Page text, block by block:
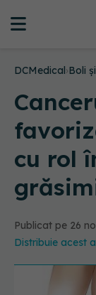
DCMedical›Boli
cu rol
Publicat pe 26
Distribuie acest